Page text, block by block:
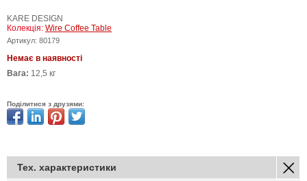
KARE DESIGN
Колекція: Wire Coffee Table
Артикул: 80179
Немає в наявності
Вага: 12,5 кг
Поділитися з друзями:
Тех. характеристики